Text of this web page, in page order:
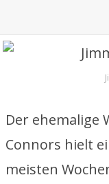
Der ehemalige
Connors hielt
meisten